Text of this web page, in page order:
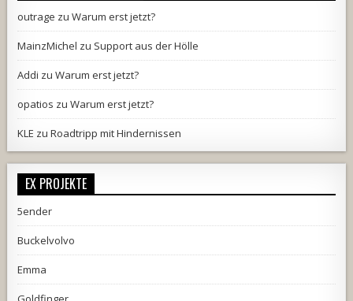
outrage zuWarum erst jetzt?
MainzMichel zu Support aus der Hölle
Addi zuWarum erst jetzt?
opatios zuWarum erst jetzt?
KLE zuRoadtripp mit Hindernissen
EX PROJEKTE
5ender
Buckelvolvo
Emma